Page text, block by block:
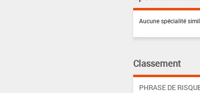
Aucune spécialité
Classement
PHRASE DE